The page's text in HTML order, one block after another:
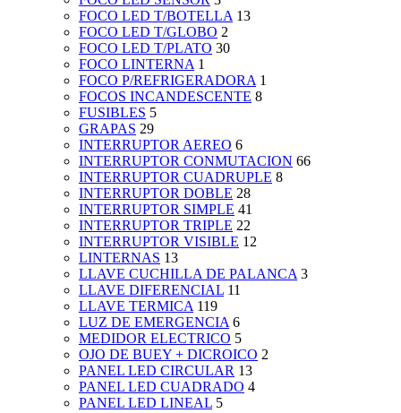
FOCO LED T/BOTELLA 13
FOCO LED T/GLOBO 2
FOCO LED T/PLATO 30
FOCO LINTERNA 1
FOCO P/REFRIGERADORA 1
FOCOS INCANDESCENTE 8
FUSIBLES 5
GRAPAS 29
INTERRUPTOR AEREO 6
INTERRUPTOR CONMUTACION 66
INTERRUPTOR CUADRUPLE 8
INTERRUPTOR DOBLE 28
INTERRUPTOR SIMPLE 41
INTERRUPTOR TRIPLE 22
INTERRUPTOR VISIBLE 12
LINTERNAS 13
LLAVE CUCHILLA DE PALANCA 3
LLAVE DIFERENCIAL 11
LLAVE TERMICA 119
LUZ DE EMERGENCIA 6
MEDIDOR ELECTRICO 5
OJO DE BUEY + DICROICO 2
PANEL LED CIRCULAR 13
PANEL LED CUADRADO 4
PANEL LED LINEAL 5